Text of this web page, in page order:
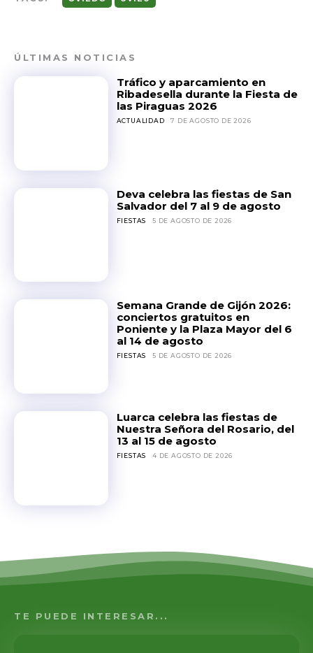
ÚLTIMAS NOTICIAS
Tráfico y aparcamiento en
Ribadesella durante la Fiesta de
las Piraguas 2026
ACTUALIDAD 7 DE AGOSTO DE 2026
Deva celebra las fiestas de San
Salvador del 7 al 9 de agosto
FIESTAS 5 DE AGOSTO DE 2026
Semana Grande de Gijón 2026:
conciertos gratuitos en
Poniente y la Plaza Mayor del 6
al 14 de agosto
FIESTAS 5 DE AGOSTO DE 2026
Luarca celebra las fiestas de
Nuestra Señora del Rosario, del
13 al 15 de agosto
FIESTAS 4 DE AGOSTO DE 2026
TE PUEDE INTERESAR...